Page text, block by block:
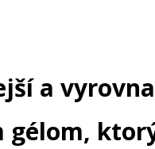
a
gélom,